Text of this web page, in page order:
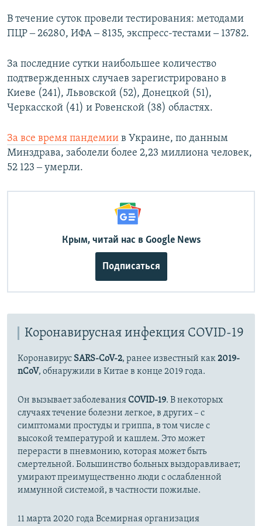
В течение суток провели тестирования: методами
ПЦР ‒ 26280, ИФА ‒ 8135, экспресс-тестами ‒ 13782.
За последние сутки наибольшее количество
подтвержденных случаев зарегистрировано в
Киеве (241), Львовской (52), Донецкой (51),
Черкасской (41) и Ровенской (38) областях.
За все время пандемии в Украине, по данным
Минздрава, заболели более 2,23 миллиона человек,
52 123 ‒ умерли.
Крым, читай нас в Google News
Подписаться
Коронавирусная инфекция COVID-19
Коронавирус SARS-CoV-2, ранее известный как2019-
nCoV, обнаружили в Китае в конце 2019 года.
Он вызывает заболеванияCOVID-19. В некоторых
случаях течение болезни легкое, в других – с
симптомами простуды и гриппа, в том числе с
высокой температурой и кашлем. Это может
перерасти в пневмонию, которая может быть
смертельной. Большинство больных выздоравливает;
умирают преимущественно люди с ослабленной
иммунной системой, в частности пожилые.
11 марта 2020 года Всемирная организация